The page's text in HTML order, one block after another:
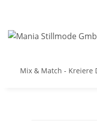
Mix & Match - Kreiere